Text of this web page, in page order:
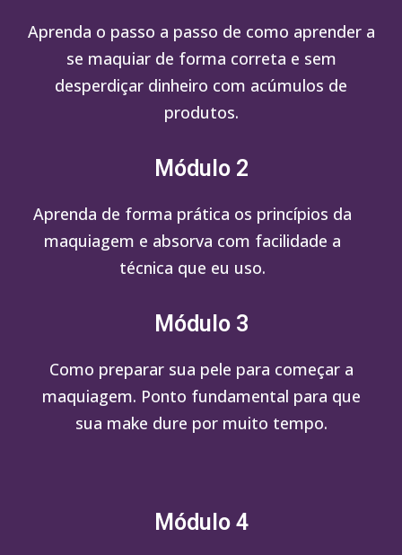
Aprenda o passo a passo de como aprender a
se maquiar de forma correta e sem
desperdiçar dinheiro com acúmulos de
produtos.
Módulo 2
Aprenda de forma prática os princípios da
maquiagem e absorva com facilidade a
técnica que eu uso.
Módulo 3
Como preparar sua pele para começar a
maquiagem. Ponto fundamental para que
sua make dure por muito tempo.
Módulo 4